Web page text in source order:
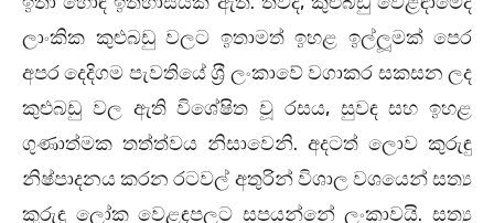
ලාංකික කුළුබඩු වලට ඉතාමත් ඉහළ ඉල්ලූමක් පෙර
අපර දෙදිගම පැවතියේ ශ‍්‍රී ලංකාවේ වගාකර සකසන ලද
කුළුබඩු වල ඇති විශේෂිත වූ රසය, සුවඳ සහ ඉහළ
ගුණාත්මක තත්ත්වය නිසාවෙනි. අදටත් ලොව කුරුඳු
නිෂ්පාදනය කරන රටවල් අතුරින් විශාල වශයෙන් සත්‍ය
කුරුඳු ලෝක වෙළඳපලට සපයන්නේ ලංකාවයි. සත්‍ය